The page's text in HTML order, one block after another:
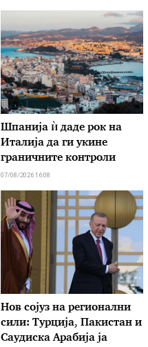
Шпанија ѝ даде рок на
Италија да ги укине
граничните контроли
07/08/2026 16:08
Нов сојуз на регионални
сили: Турција, Пакистан и
Саудиска Арабија ја